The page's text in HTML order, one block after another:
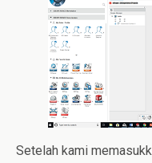
Setelah kami